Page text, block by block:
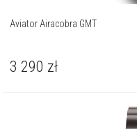
Aviator Airacobra GMT
3 290 zł